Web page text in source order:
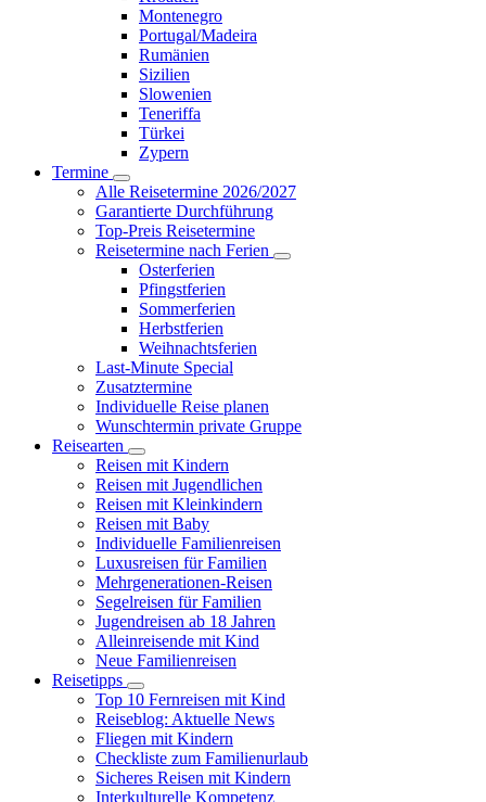
Montenegro
Portugal/Madeira
Rumänien
Sizilien
Slowenien
Teneriffa
Türkei
Zypern
Termine
Alle Reisetermine 2026/2027
Garantierte Durchführung
Top-Preis Reisetermine
Reisetermine nach Ferien
Osterferien
Pfingstferien
Sommerferien
Herbstferien
Weihnachtsferien
Last-Minute Special
Zusatztermine
Individuelle Reise planen
Wunschtermin private Gruppe
Reisearten
Reisen mit Kindern
Reisen mit Jugendlichen
Reisen mit Kleinkindern
Reisen mit Baby
Individuelle Familienreisen
Luxusreisen für Familien
Mehrgenerationen-Reisen
Segelreisen für Familien
Jugendreisen ab 18 Jahren
Alleinreisende mit Kind
Neue Familienreisen
Reisetipps
Top 10 Fernreisen mit Kind
Reiseblog: Aktuelle News
Fliegen mit Kindern
Checkliste zum Familienurlaub
Sicheres Reisen mit Kindern
Interkulturelle Kompetenz